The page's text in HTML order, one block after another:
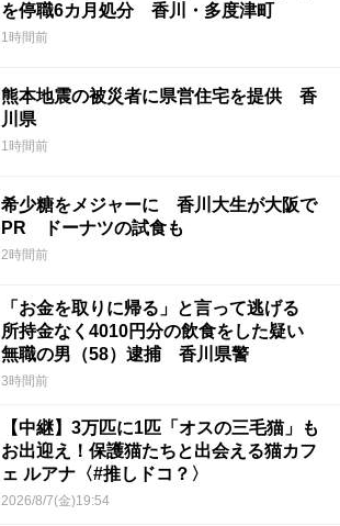
を停職6カ月処分 香川・多度津町
1時間前
熊本地震の被災者に県営住宅を提供 香
川県
1時間前
希少糖をメジャーに 香川大生が大阪で
PR ドーナツの試食も
2時間前
「お金を取りに帰る」と言って逃げる
所持金なく4010円分の飲食をした疑い
無職の男（58）逮捕 香川県警
3時間前
【中継】3万匹に1匹「オスの三毛猫」も
お出迎え！保護猫たちと出会える猫カフ
ェ ルアナ〈#推しドコ？〉
2026/8/7(金)19:54